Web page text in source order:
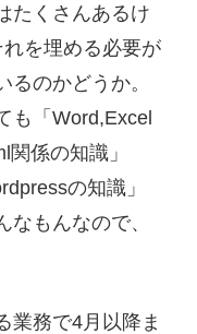
たくさんあるけ
を埋める必要が
のかどうか。
も「Word,Excel
係の知識」
の知識」
なもんなので、
業務で4月以降ま